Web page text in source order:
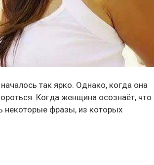
так ярко. Однако, когда она
Когда женщина осознаёт, что
некоторые фразы, из которых